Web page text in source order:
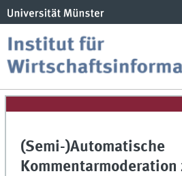
(Semi-)Automatische